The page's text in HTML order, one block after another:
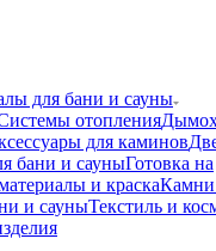
для бани и сауны
отопления
для каминов
бани и сауныГотовка на
и краскаКамни
и сауныТекстиль и